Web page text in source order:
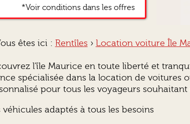
*Voir conditions dans les offres
êtes ici : Rentîles › Location voiture Île
l'île Maurice en toute liberté et
spécialisée dans la location de voitures
pour tous les voyageurs
véhicules adaptés à tous les besoins